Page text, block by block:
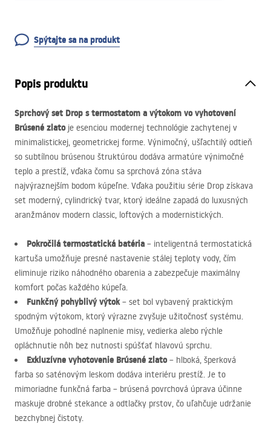
Spýtajte sa na produkt
Popis produktu
Sprchový set Drop s termostatom a výtokom vo vyhotovení
Brúsené zlatoje esenciou modernej technológie zachytenej v
minimalistickej, geometrickej forme. Výnimočný, ušľachtilý odtieň
so subtílnou brúsenou štruktúrou dodáva armatúre výnimočné
teplo a prestíž, vďaka čomu sa sprchová zóna stáva
najvýraznejším bodom kúpeľne. Vďaka použitiu série Drop získava
set moderný, cylindrický tvar, ktorý ideálne zapadá do luxusných
aranžmánov modern classic, loftových a modernistických.
Pokročilá termostatická batéria – inteligentná termostatická
kartuša umožňuje presné nastavenie stálej teploty vody, čím
eliminuje riziko náhodného obarenia a zabezpečuje maximálny
komfort počas každého kúpeľa.
Funkčný pohyblivý výtok– set bol vybavený praktickým
spodným výtokom, ktorý výrazne zvyšuje užitočnosť systému.
Umožňuje pohodlné naplnenie misy, vedierka alebo rýchle
opláchnutie nôh bez nutnosti spúšťať hlavovú sprchu.
Exkluzívne vyhotovenie Brúsené zlato– hlboká, šperková
farba so saténovým leskom dodáva interiéru prestíž. Je to
mimoriadne funkčná farba – brúsená povrchová úprava účinne
maskuje drobné stekance a odtlačky prstov, čo uľahčuje udržanie
bezchybnej čistoty.